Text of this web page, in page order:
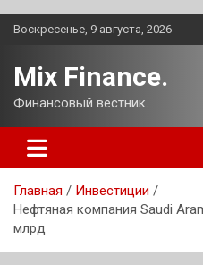
Перейти
Воскресенье, 9 августа, 2026
Mix Finance.
Финансовый вестник.
Главная
Инвестиции
Нефтяная компания Saudi
млрд